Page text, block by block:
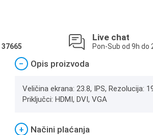
37665
Live chat
Pon-Sub od 9h do
− Opis proizvoda
Veličina ekrana: 23.8, IPS, Rezolucija:
Priključci: HDMI, DVI, VGA
+
Načini plaćanja